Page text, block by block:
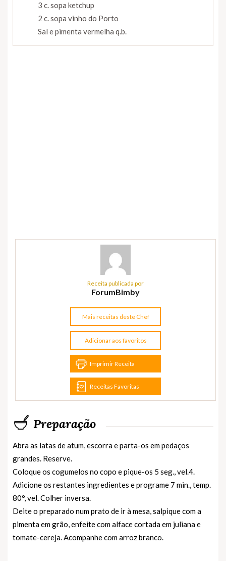
3 c. sopa ketchup
2 c. sopa vinho do Porto
Sal e pimenta vermelha q.b.
Receita publicada por
ForumBimby
Mais receitas deste Chef
Adicionar aos favoritos
Imprimir Receita
Receitas Favoritas
Preparação
Abra as latas de atum, escorra e parta-os em pedaços
grandes. Reserve.
Coloque os cogumelos no copo e pique-os 5 seg., vel.4.
Adicione os restantes ingredientes e programe 7 min., temp.
80°, vel. Colher inversa.
Deite o preparado num prato de ir à mesa, salpique com a
pimenta em grão, enfeite com alface cortada em juliana e
tomate-cereja. Acompanhe com arroz branco.